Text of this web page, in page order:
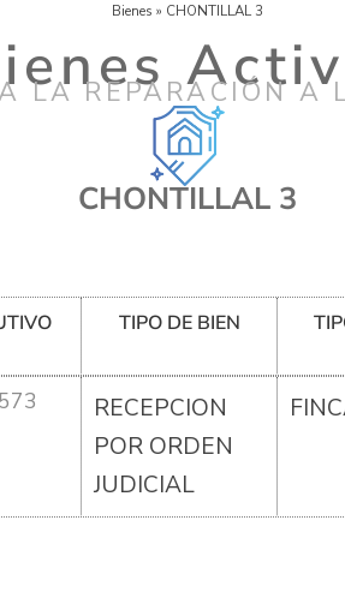
Bienes » CHONTILLAL 3
LA REPARACIÓN A
CHONTILLAL 3
TIPO DE BIEN
RECEPCION
POR ORDEN
JUDICIAL